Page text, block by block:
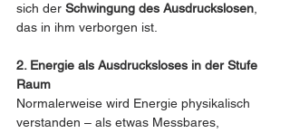
sich der Schwingung des Ausdruckslosen
das in ihm verborgen ist.
2. Energie als Ausdrucksloses in der Stufe
Raum
Normalerweise wird Energie physikalisch
verstanden – als etwas Messbares,